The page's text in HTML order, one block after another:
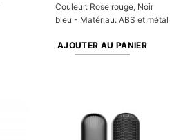
Couleur: Rose rouge, Noir
bleu - Matériau: ABS et métal
AJOUTER AU PANIER